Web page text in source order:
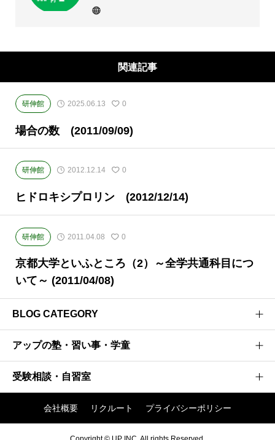
ださい。 大阪(上本町・天王寺・豊中)・兵庫
関連記事
研伸館 2025.06.13 0
場合の数 (2011/09/09)
研伸館 2012.12.14 0
ヒドロキシプロリン (2012/12/14)
研伸館 2011.04.08 0
京都大学といふところ（2）～全学共通科目につ
いて～ (2011/04/08)
BLOG CATEGORY
医学部受験のプロがお届けする医学部受験情報ブログ
阪大神大 現役合格への軌跡
アップの塾・習い事・学童
研伸館高校生課程
受験相談・自習室
アップ入試相談窓口
会社概要 リクルート プライバシーポリシー